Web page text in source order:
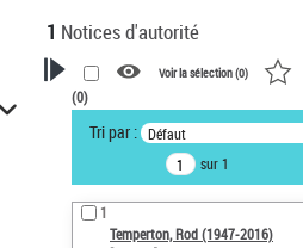
1 Notices d'autorité
VOTRE RECHERCHE
Recherche avancée dans les
notices d’autorité
Œuvres liées à l'auteur :
Temperton, Rod (1947-2016)
Voir la sélection (0)
(0)
Tri par : Défaut
sur 1
1
Temperton, Rod (1947-2016)